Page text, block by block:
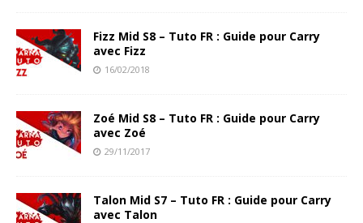
Fizz Mid S8 – Tuto FR : Guide pour Carry
avec Fizz
16/02/2018
Zoé Mid S8 – Tuto FR : Guide pour Carry
avec Zoé
29/11/2017
Talon Mid S7 – Tuto FR : Guide pour Carry
avec Talon